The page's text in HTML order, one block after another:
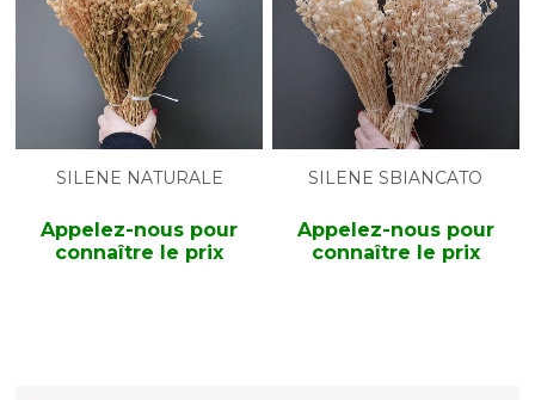
SILENE NATURALE
Appelez-nous pour
connaître le prix
SILENE SBIANCATO
Appelez-nous pour
connaître le prix